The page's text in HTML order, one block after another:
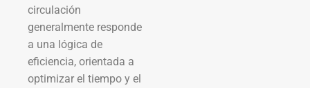
circulación
generalmente responde
a una lógica de
eficiencia, orientada a
optimizar el tiempo y el